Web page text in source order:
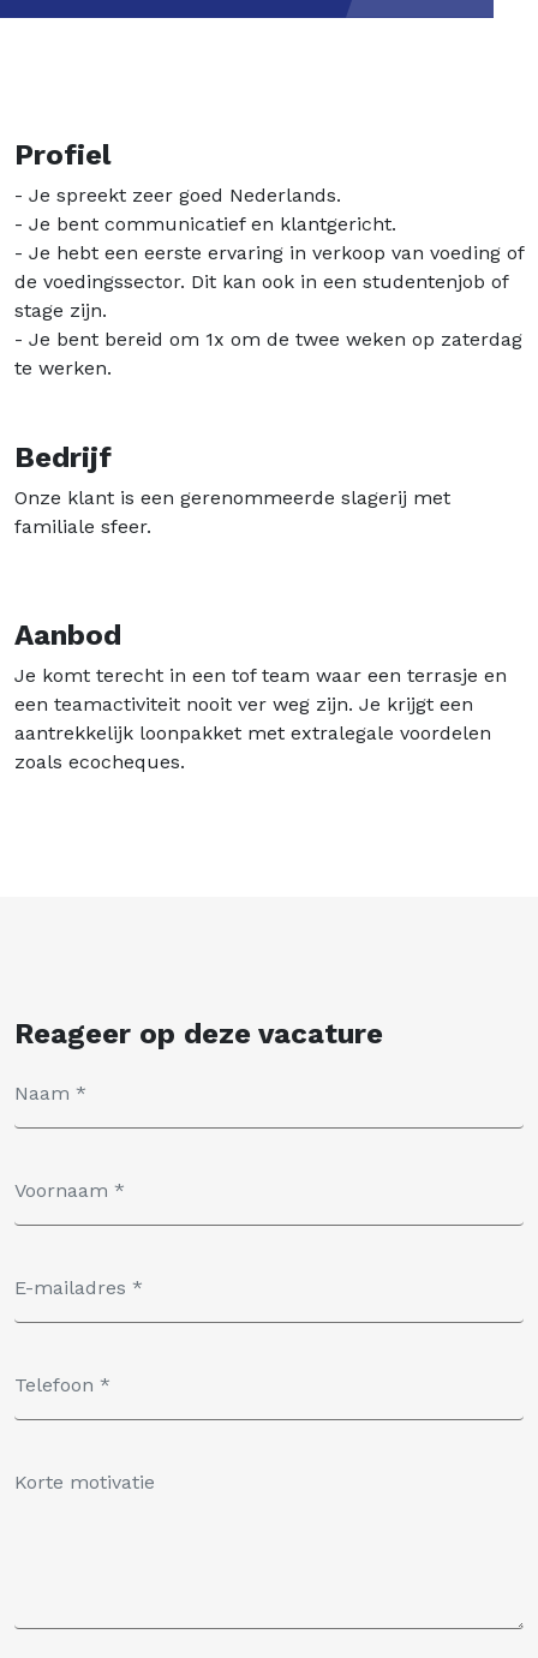
Profiel
- Je spreekt zeer goed Nederlands.
- Je bent communicatief en klantgericht.
- Je hebt een eerste ervaring in verkoop van voeding of
de voedingssector. Dit kan ook in een studentenjob of
stage zijn.
- Je bent bereid om 1x om de twee weken op zaterdag
te werken.
Bedrijf
Onze klant is een gerenommeerde slagerij met
familiale sfeer.
Aanbod
Je komt terecht in een tof team waar een terrasje en
een teamactiviteit nooit ver weg zijn. Je krijgt een
aantrekkelijk loonpakket met extralegale voordelen
zoals ecocheques.
Reageer op deze vacature